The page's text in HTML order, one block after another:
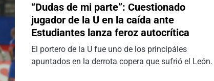
“Dudas de mi parte”: Cuestionado
jugador de la U en la caída ante
Estudiantes lanza feroz autocrítica
El portero de la U fue uno de los principáles
apuntados en la derrota copera que sufrió el León.